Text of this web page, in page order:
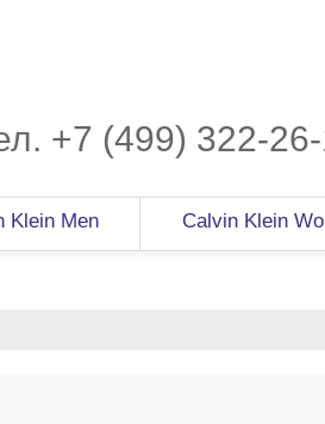
+7 (499) 322-
Klein Men Calvin Klein